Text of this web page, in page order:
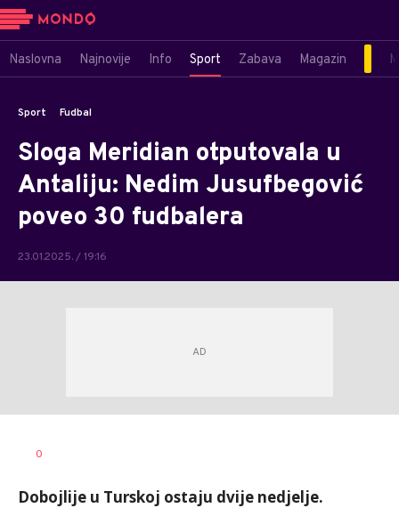
Naslovna Najnovije Info Sport Zabava Magazin
Sport Fudbal
Sloga Meridian otputovala u
Antaliju: Nedim Jusufbegović
poveo 30 fudbalera
23.01.2025. / 19:16
AUTOR
0
Dobojlije u Turskoj ostaju dvije nedjelje.